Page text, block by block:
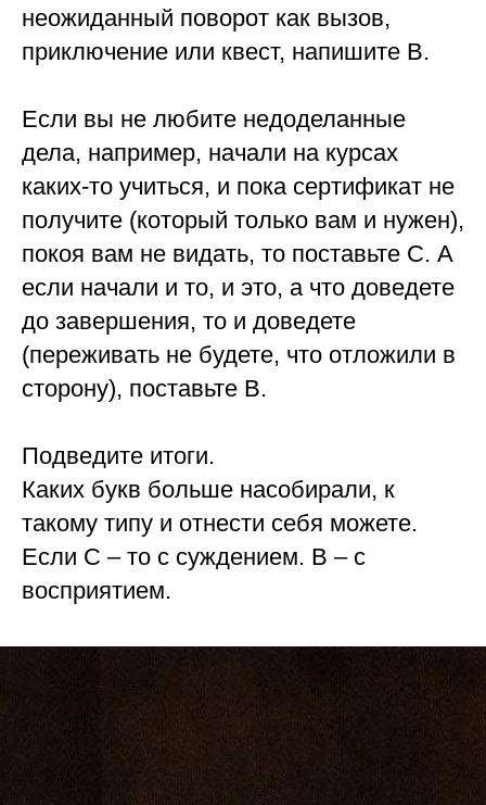
неожиданный поворот как вызов,
приключение или квест, напишите В.
Если вы не любите недоделанные
дела, например, начали на курсах
каких-то учиться, и пока сертификат не
получите (который только вам и нужен),
покоя вам не видать, то поставьте С. А
если начали и то, и это, а что доведете
до завершения, то и доведете
(переживать не будете, что отложили в
сторону), поставьте В.
Подведите итоги.
Каких букв больше насобирали, к
такому типу и отнести себя можете.
Если С – то с суждением. В – с
восприятием.